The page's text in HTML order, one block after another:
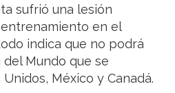
sufrió una lesión
en el
indica que no podrá
Mundo que se
México y Canadá.